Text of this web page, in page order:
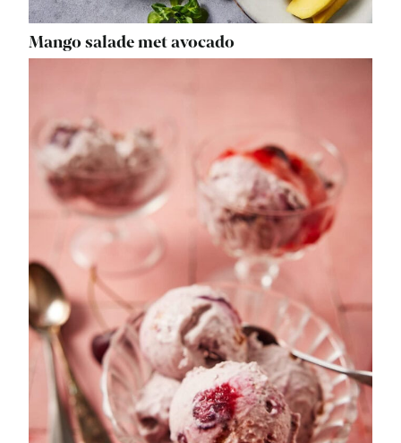
Mango salade met avocado